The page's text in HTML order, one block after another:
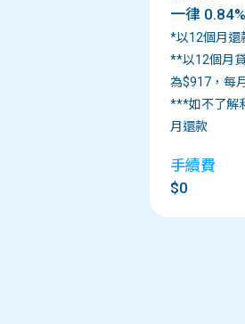
一律
*以12個月還
**以12個月
為$917，每
***如不了解
月還款
手續費
$0